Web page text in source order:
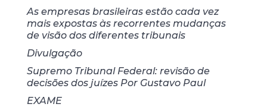
As empresas brasileiras estão cada vez
mais expostas às recorrentes mudanças
de visão dos diferentes tribunais
Divulgação
Supremo Tribunal Federal: revisão de
decisões dos juízes Por Gustavo Paul
EXAME